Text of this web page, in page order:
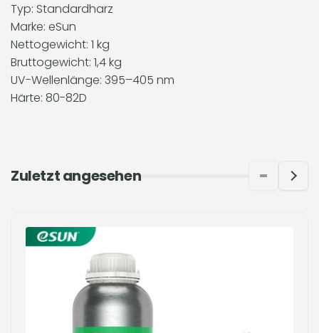
Typ: Standardharz
Marke: eSun
Nettogewicht: 1 kg
Bruttogewicht: 1,4 kg
UV-Wellenlänge: 395–405 nm
Härte: 80-82D
Zuletzt angesehen